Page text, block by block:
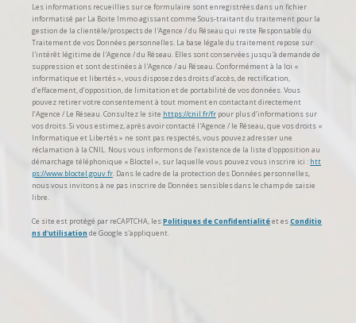
Les informations recueillies sur ce formulaire sont enregistrées dans un fichier
informatisé par La Boite Immo agissant comme Sous-traitant du traitement pour la
gestion de la clientèle/prospects de l'Agence / du Réseau qui reste Responsable du
Traitement de vos Données personnelles. La base légale du traitement repose sur
l'intérêt légitime de l'Agence / du Réseau. Elles sont conservées jusqu'à demande de
suppression et sont destinées à l'Agence / au Réseau. Conformément à la loi «
informatique et libertés », vous disposez des droits d’accès, de rectification,
d’effacement, d’opposition, de limitation et de portabilité de vos données. Vous
pouvez retirer votre consentement à tout moment en contactant directement
l’Agence / Le Réseau. Consultez le site https://cnil.fr/fr pour plus d’informations sur
vos droits. Si vous estimez, après avoir contacté l'Agence / le Réseau, que vos droits «
Informatique et Libertés » ne sont pas respectés, vous pouvez adresser une
réclamation à la CNIL. Nous vous informons de l’existence de la liste d'opposition au
démarchage téléphonique « Bloctel », sur laquelle vous pouvez vous inscrire ici : htt
ps://www.bloctel.gouv.fr. Dans le cadre de la protection des Données personnelles,
nous vous invitons à ne pas inscrire de Données sensibles dans le champ de saisie
libre.
Ce site est protégé par reCAPTCHA, lesPolitiques de Confidentialitéet esConditio
ns d'utilisation de Google s'appliquent.